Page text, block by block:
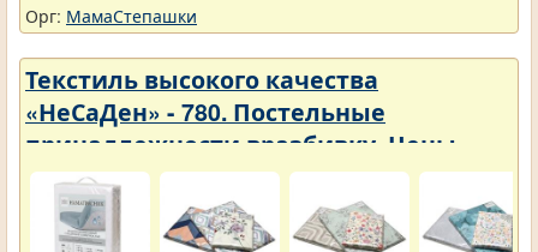
Орг: МамаСтепашки
Текстиль высокого качества
«НеСаДен» - 780. Постельные
принадлежности вразбивку. Цены
упали